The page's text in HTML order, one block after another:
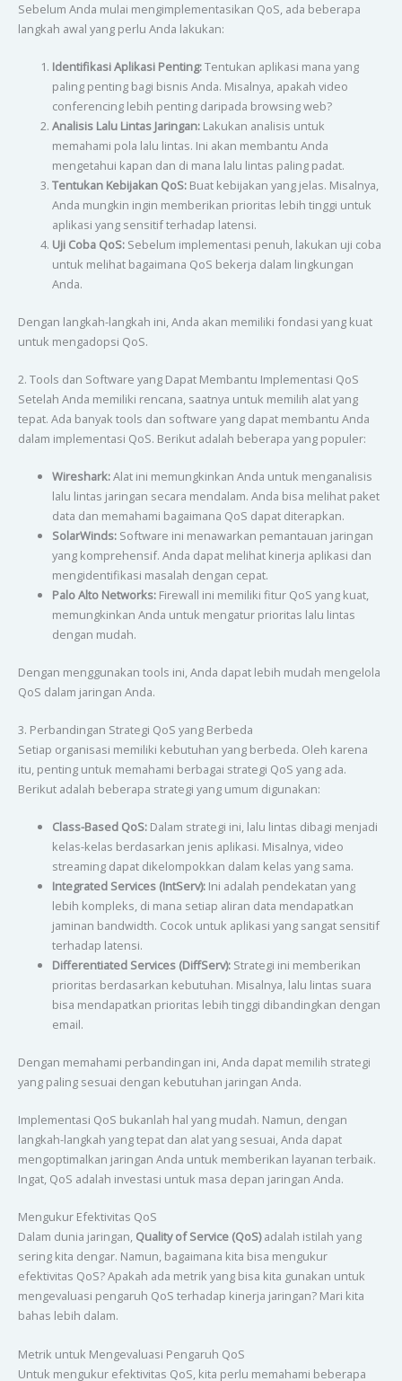
Sebelum Anda mulai mengimplementasikan QoS, ada beberapa
langkah awal yang perlu Anda lakukan:
Identifikasi Aplikasi Penting:Tentukan aplikasi mana yang
paling penting bagi bisnis Anda. Misalnya, apakah video
conferencing lebih penting daripada browsing web?
Analisis Lalu Lintas Jaringan:Lakukan analisis untuk
memahami pola lalu lintas. Ini akan membantu Anda
mengetahui kapan dan di mana lalu lintas paling padat.
Tentukan Kebijakan QoS:Buat kebijakan yang jelas. Misalnya,
Anda mungkin ingin memberikan prioritas lebih tinggi untuk
aplikasi yang sensitif terhadap latensi.
Uji Coba QoS:Sebelum implementasi penuh, lakukan uji coba
untuk melihat bagaimana QoS bekerja dalam lingkungan
Anda.
Dengan langkah-langkah ini, Anda akan memiliki fondasi yang kuat
untuk mengadopsi QoS.
2. Tools dan Software yang Dapat Membantu Implementasi QoS
Setelah Anda memiliki rencana, saatnya untuk memilih alat yang
tepat. Ada banyak tools dan software yang dapat membantu Anda
dalam implementasi QoS. Berikut adalah beberapa yang populer:
Wireshark:Alat ini memungkinkan Anda untuk menganalisis
lalu lintas jaringan secara mendalam. Anda bisa melihat paket
data dan memahami bagaimana QoS dapat diterapkan.
SolarWinds:Software ini menawarkan pemantauan jaringan
yang komprehensif. Anda dapat melihat kinerja aplikasi dan
mengidentifikasi masalah dengan cepat.
Palo Alto Networks:Firewall ini memiliki fitur QoS yang kuat,
memungkinkan Anda untuk mengatur prioritas lalu lintas
dengan mudah.
Dengan menggunakan tools ini, Anda dapat lebih mudah mengelola
QoS dalam jaringan Anda.
3. Perbandingan Strategi QoS yang Berbeda
Setiap organisasi memiliki kebutuhan yang berbeda. Oleh karena
itu, penting untuk memahami berbagai strategi QoS yang ada.
Berikut adalah beberapa strategi yang umum digunakan:
Class-Based QoS:Dalam strategi ini, lalu lintas dibagi menjadi
kelas-kelas berdasarkan jenis aplikasi. Misalnya, video
streaming dapat dikelompokkan dalam kelas yang sama.
Integrated Services (IntServ):Ini adalah pendekatan yang
lebih kompleks, di mana setiap aliran data mendapatkan
jaminan bandwidth. Cocok untuk aplikasi yang sangat sensitif
terhadap latensi.
Differentiated Services (DiffServ):Strategi ini memberikan
prioritas berdasarkan kebutuhan. Misalnya, lalu lintas suara
bisa mendapatkan prioritas lebih tinggi dibandingkan dengan
email.
Dengan memahami perbandingan ini, Anda dapat memilih strategi
yang paling sesuai dengan kebutuhan jaringan Anda.
Implementasi QoS bukanlah hal yang mudah. Namun, dengan
langkah-langkah yang tepat dan alat yang sesuai, Anda dapat
mengoptimalkan jaringan Anda untuk memberikan layanan terbaik.
Ingat, QoS adalah investasi untuk masa depan jaringan Anda.
Mengukur Efektivitas QoS
Dalam dunia jaringan, Quality of Service (QoS)adalah istilah yang
sering kita dengar. Namun, bagaimana kita bisa mengukur
efektivitas QoS? Apakah ada metrik yang bisa kita gunakan untuk
mengevaluasi pengaruh QoS terhadap kinerja jaringan? Mari kita
bahas lebih dalam.
Metrik untuk Mengevaluasi Pengaruh QoS
Untuk mengukur efektivitas QoS, kita perlu memahami beberapa